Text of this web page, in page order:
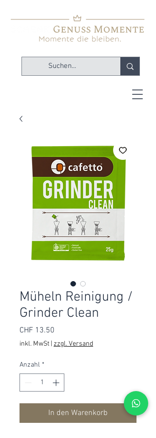
Müheln Reinigung /
Grinder Clean
CHF 13.50
inkl. MwSt zzgl. Versand
Anzahl *
In den Warenkorb